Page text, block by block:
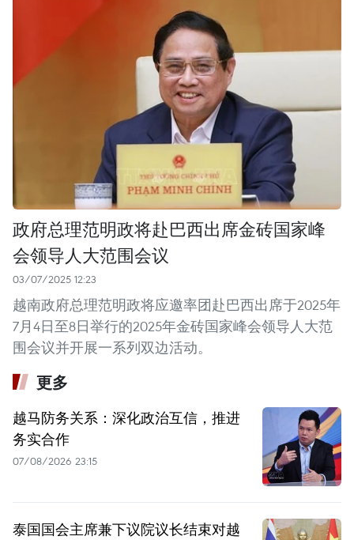
政府总理范明政将赴巴西出席金砖国家峰
会领导人大范围会议
03/07/2025 12:23
越南政府总理范明政将应邀率团赴巴西出席于2025年
7月4日至8日举行的2025年金砖国家峰会领导人大范
围会议并开展一系列双边活动。
更多
越马防务关系：深化政治互信，推进
务实合作
07/08/2026 23:15
泰国国会主席兼下议院议长结束对越